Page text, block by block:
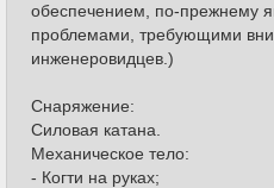
обеспечением, по-прежнему
проблемами, требующими
инженеровидцев.)
Снаряжение:
Силовая катана.
Механическое тело:
- Когти на руках;